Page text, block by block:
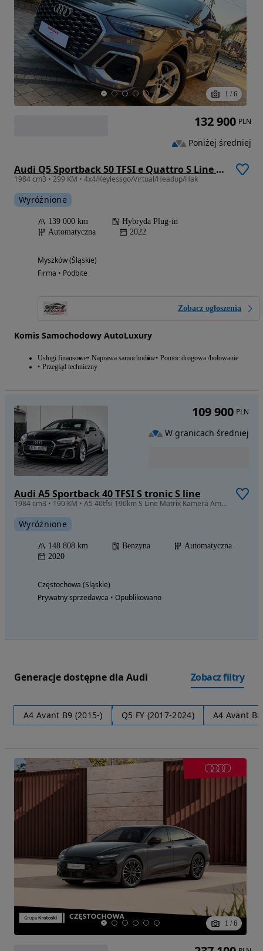
1 / 6
Audi Q5 Sportback 50 TFSI e Quattro S Line S tronic
1984 cm3 • 299 KM • 4x4/Keylessgo/Virtual/Headup/Hak
Wyróżnione
139 000 km
Hybryda Plug-in
Automatyczna
2022
Myszków (Śląskie)
Firma • Podbite
Zobacz ogłoszenia
Komis Samochodowy AutoLuxury
Usługi finansowe Naprawa samochodów Pomoc drogowa /holowanie
Przegląd techniczny
132 900 PLN
Poniżej średniej
Audi A5 Sportback 40 TFSI S tronic S line
1984 cm3 • 190 KM • A5 40tfsi 190km S Line Matrix Kamera Ambient
Wyróżnione
148 808 km Benzyna
Automatyczna
2020
Częstochowa (Śląskie)
Prywatny sprzedawca • Opublikowano
109 900 PLN
W granicach średniej
Generacje dostępne dla Audi Zobacz filtry
A4 Avant B9 (2015-) Q5 FY (2017-2024) A4 Avant
1 / 6